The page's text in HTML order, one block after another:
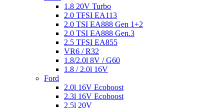
1.8 20V Turbo
2.0 TFSI EA113
2.0 TSI EA888 Gen 1+2
2.0 TSI EA888 Gen.3
2.5 TFSI EA855
VR6 / R32
1.8/2.0l 8V / G60
1.8 / 2.0l 16V
Ford
2.0l 16V Ecoboost
2.3l 16V Ecoboost
2.5l 20V